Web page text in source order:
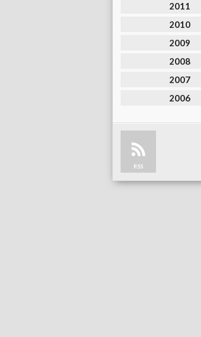
2011
2010
2009
2008
2007
2006
RSS